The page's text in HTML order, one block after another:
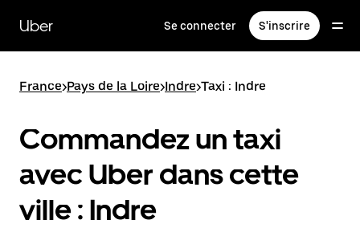
contenu
principal
Uber Se connecter S'inscrire
France>Pays de la Loire>Indre>Taxi : Indre
Commandez un taxi
avec Uber dans cette
ville : Indre